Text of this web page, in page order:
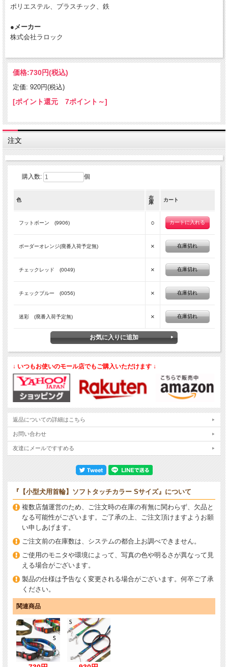
ポリエステル、プラスチック、鉄
●メーカー
株式会社ラロック
価格:730円(税込)
定価: 920円(税込)
[ポイント還元 7ポイント～]
注文
購入数: 個
色
在
庫
カート
フットボーン (9906) ○
ボーダーオレンジ(廃番入荷予定無) × 在庫切れ
チェックレッド (0049) × 在庫切れ
チェックブルー (0056) × 在庫切れ
迷彩 (廃番入荷予定無) × 在庫切れ
↓ いつもお使いのモール店でもご購入いただけます ↓
返品についての詳細はこちら
お問い合わせ
友達にメールですすめる
『【小型犬用首輪】ソフトタッチカラー Sサイズ』について
複数店舗運営のため、ご注文時の在庫の有無に関わらず、欠品と
なる可能性がございます。ご了承の上、ご注文頂けますようお願
い申しあげます。
ご注文前の在庫数は、システムの都合上お調べできません。
ご使用のモニタや環境によって、写真の色や明るさが異なって見
える場合がございます。
製品の仕様は予告なく変更される場合がございます。何卒ご了承
ください。